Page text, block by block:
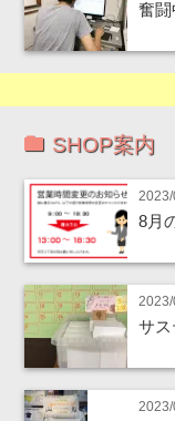
奮闘
SHOP案内
8月
サス
2023/